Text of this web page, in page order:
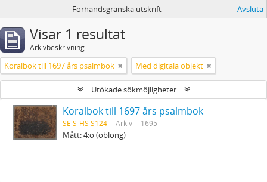
Förhandsgranska utskrift Avsluta
Visar 1 resultat
Arkivbeskrivning
Koralbok till 1697 års psalmbok Med digitala objekt
Utökade sökmöjligheter
Koralbok till 1697 års psalmbok
SE S-HS S124 Arkiv 1695
Mått: 4:o (oblong)